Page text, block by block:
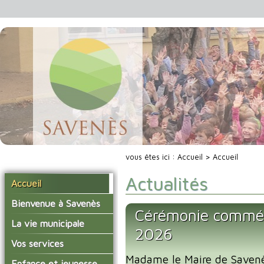
Accueil
Bienvenue à Savenès
Situer Savenès
Savenès en chiffre
L'histoire du village
La vie municipale
Vos élus
Les compte-rendus du
Vos services
La mairie
vous êtes ici : Accueil > Accueil
Actualités
Cérémonie
2026
Madame le Maire de